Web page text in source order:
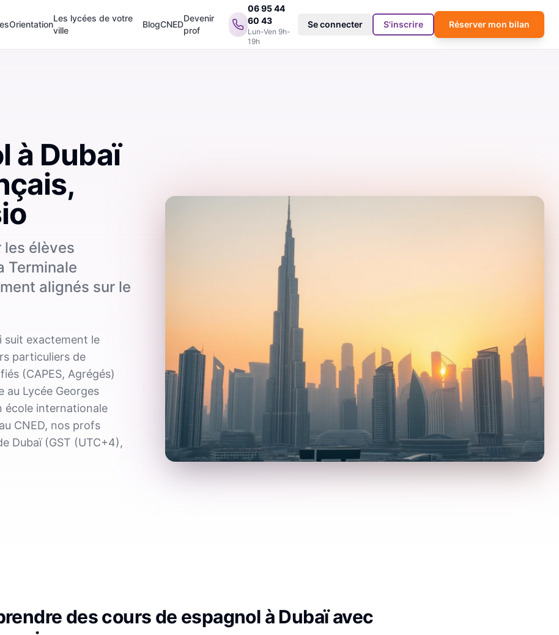
Orientation
Les lycées de votre
ville
BlogCNED
Devenir
prof
06 95 44
60 43
Lun-Ven 9h-
19h
Se connecter S'inscrire Réserver mon bilan
à Dubaï
élèves
Terminale
alignés sur le
suit exactement le
particuliers de
(CAPES, Agrégés)
au Lycée Georges
école internationale
CNED, nos profs
Dubaï (GST (UTC+4),
des cours de espagnol à Dubaï avec